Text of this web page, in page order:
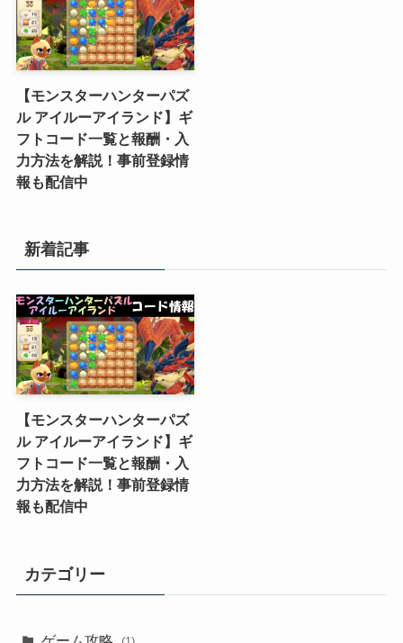
【モンスターハンターパズ
ル アイルーアイランド】ギ
フトコード一覧と報酬・入
力方法を解説！事前登録情
報も配信中
新着記事
【モンスターハンターパズ
ル アイルーアイランド】ギ
フトコード一覧と報酬・入
力方法を解説！事前登録情
報も配信中
カテゴリー